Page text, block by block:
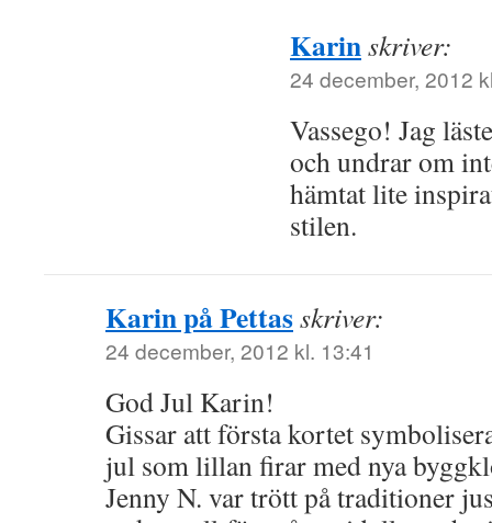
Karinskriver:
24 december, 2012
Vassego! Jag
och undrar om
hämtat lite
stilen.
Karin på Pettasskriver:
24 december, 2012 kl. 13:41
God Jul Karin!
Gissar att första kortet
jul som lillan firar med nya
Jenny N. var trött på traditioner